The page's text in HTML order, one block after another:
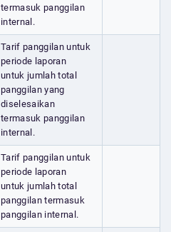
termasuk panggilan
internal.
Tarif panggilan untuk
periode laporan
untuk jumlah total
panggilan yang
diselesaikan
termasuk panggilan
internal.
Tarif panggilan untuk
periode laporan
untuk jumlah total
panggilan termasuk
panggilan internal.